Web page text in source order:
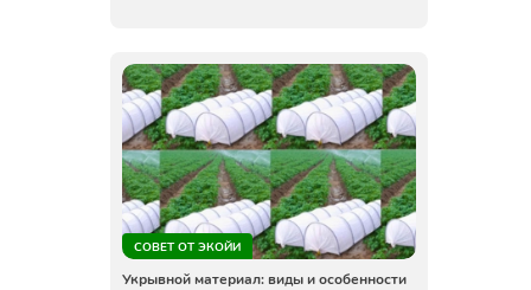
СОВЕТ ОТ ЭКОЙИ
Укрывной материал: виды и особенности